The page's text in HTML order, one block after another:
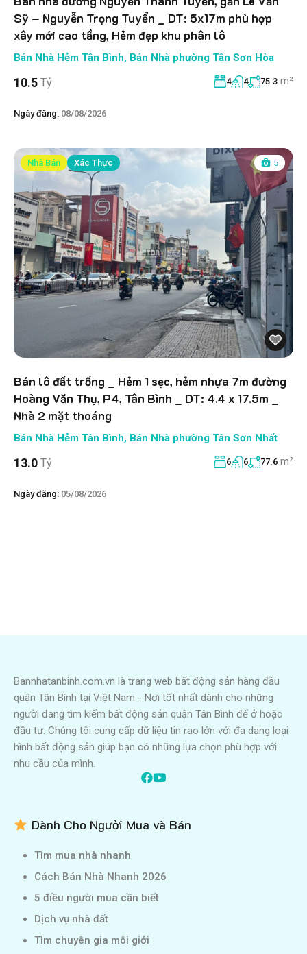
Sỹ – Nguyễn Trọng Tuyển _ DT: 5x17m phù hợp
xây mới cao tầng, Hẻm đẹp khu phân lô
Bán Nhà Hẻm Tân Bình, Bán Nhà phường Tân Sơn Hòa
10.5 Tỷ 4 4 75.3 m²
Ngày đăng: 08/08/2026
Nhà Bán Xác Thực 5
Bán lô đất trống _ Hẻm 1 sẹc, hẻm nhựa 7m đường
Hoàng Văn Thụ, P4, Tân Bình _ DT: 4.4 x 17.5m _
Nhà 2 mặt thoáng
Bán Nhà Hẻm Tân Bình, Bán Nhà phường Tân Sơn Nhất
13.0 Tỷ 6 6 77.6 m²
Ngày đăng: 05/08/2026
Bannhatanbinh.com.vn là trang web bất động sản hàng đầu
quận Tân Bình tại Việt Nam - Nơi tốt nhất dành cho những
người đang tìm kiếm bất động sản quận Tân Bình để ở hoặc
đầu tư. Chúng tôi cung cấp dữ liệu tin rao lớn với đa dạng loại
hình bất động sản giúp bạn có những lựa chọn phù hợp với
nhu cầu của mình.
Dành Cho Người Mua và Bán
Tìm mua nhà nhanh
Cách Bán Nhà Nhanh 2026
5 điều người mua cần biết
Dịch vụ nhà đất
Tìm chuyên gia môi giới